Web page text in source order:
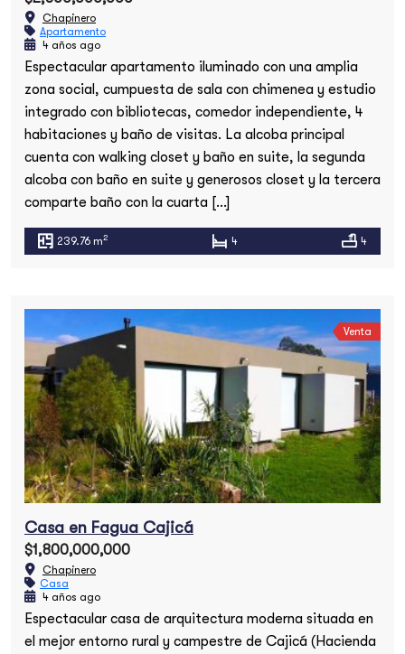
Chapinero
Apartamento
4 años ago
Espectacular apartamento iluminado con una amplia
zona social, cumpuesta de sala con chimenea y estudio
integrado con bibliotecas, comedor independiente, 4
habitaciones y baño de visitas. La alcoba principal
cuenta con walking closet y baño en suite, la segunda
alcoba con baño en suite y generosos closet y la tercera
comparte baño con la cuarta […]
239.76 m2 4 4
Venta
Casa en Fagua Cajicá
$1,800,000,000
Chapinero
Casa
4 años ago
Espectacular casa de arquitectura moderna situada en
el mejor entorno rural y campestre de Cajicá (Hacienda